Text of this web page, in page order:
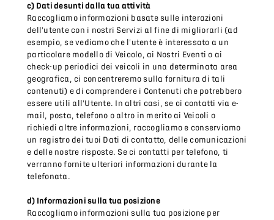
c) Dati desunti dalla tua attività
Raccogliamo informazioni basate sulle interazioni
dell'utente con i nostri Servizi al fine di migliorarli (ad
esempio, se vediamo che l'utente è interessato a un
particolare modello di Veicolo, ai Nostri Eventi o ai
check-up periodici dei veicoli in una determinata area
geografica, ci concentreremo sulla fornitura di tali
contenuti) e di comprendere i Contenuti che potrebbero
essere utili all'Utente. In altri casi, se ci contatti via e-
mail, posta, telefono o altro in merito ai Veicoli o
richiedi altre informazioni, raccogliamo e conserviamo
un registro dei tuoi Dati di contatto, delle comunicazioni
e delle nostre risposte. Se ci contatti per telefono, ti
verranno fornite ulteriori informazioni durante la
telefonata.
d) Informazioni sulla tua posizione
Raccogliamo informazioni sulla tua posizione per